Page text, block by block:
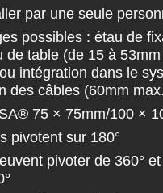
par une seule
possibles : étau de
de table (de 15 à 53mm
intégration dans le
des câbles (60mm
75 × 75mm/100 ×
pivotent sur 180°
pivoter de 360°